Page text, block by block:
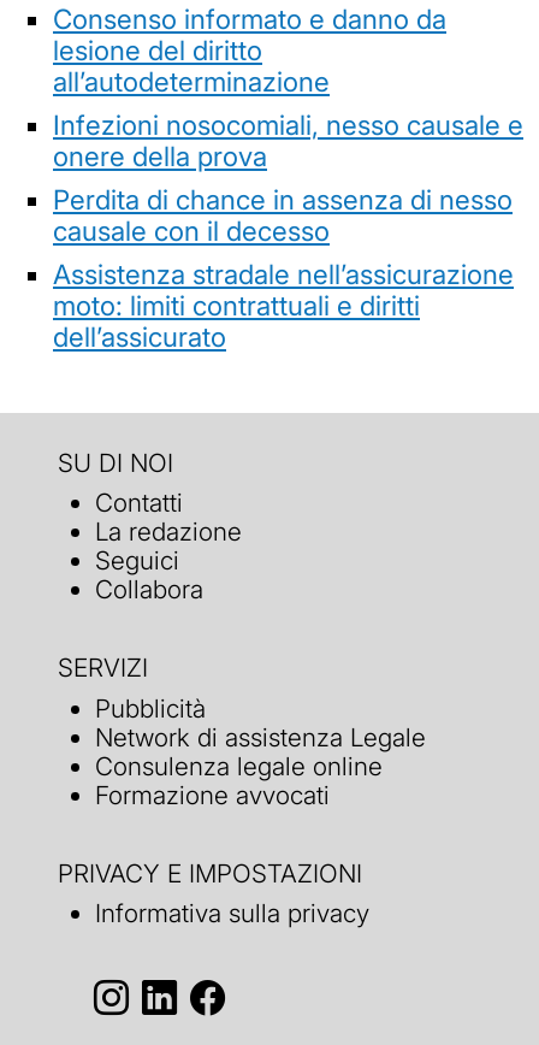
Consenso informato e danno da
lesione del diritto
all’autodeterminazione
Infezioni nosocomiali, nesso causale e
onere della prova
Perdita di chance in assenza di nesso
causale con il decesso
Assistenza stradale nell’assicurazione
moto: limiti contrattuali e diritti
dell’assicurato
SU DI NOI
Contatti
La redazione
Seguici
Collabora
SERVIZI
Pubblicità
Network di assistenza Legale
Consulenza legale online
Formazione avvocati
PRIVACY E IMPOSTAZIONI
Informativa sulla privacy